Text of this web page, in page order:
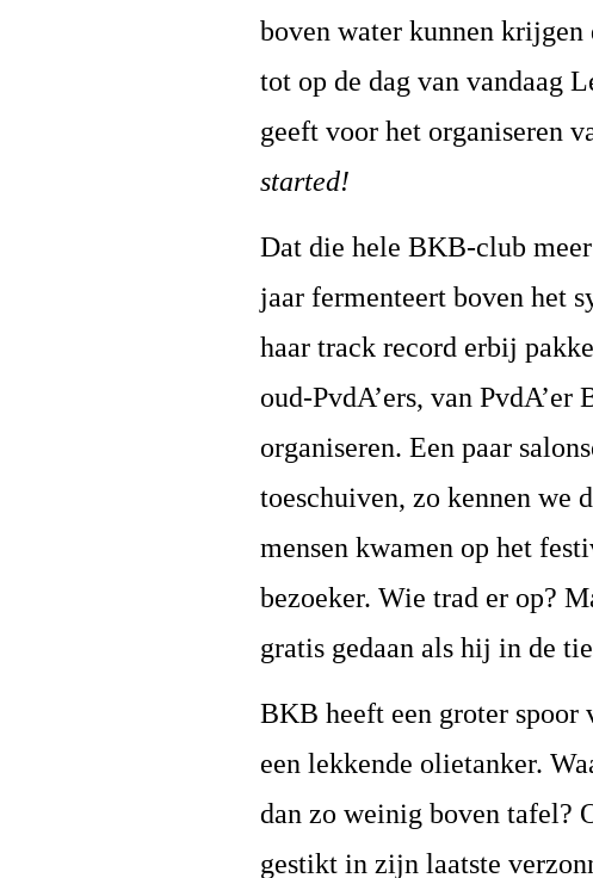
boven water kunnen krijgen
tot op de dag van vandaag
geeft voor het organiseren
started!
Dat die hele BKB-club
jaar fermenteert boven het
haar track record erbij
oud-PvdA’ers, van
organiseren. Een paar
toeschuiven, zo kennen we
mensen kwamen op het
bezoeker. Wie trad er op?
gratis gedaan als hij in de
BKB heeft een groter spoor
een lekkende olietanker.
dan zo weinig boven tafel?
gestikt in zijn laatste